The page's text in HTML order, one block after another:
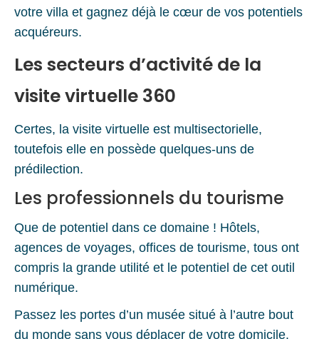
votre villa et gagnez déjà le cœur de vos potentiels
acquéreurs.
Les secteurs d’activité de la
visite virtuelle 360
Certes, la visite virtuelle est multisectorielle,
toutefois elle en possède quelques-uns de
prédilection.
Les professionnels du tourisme
Que de potentiel dans ce domaine ! Hôtels,
agences de voyages, offices de tourisme, tous ont
compris la grande utilité et le potentiel de cet outil
numérique.
Passez les portes d’un musée situé à l’autre bout
du monde sans vous déplacer de votre domicile.